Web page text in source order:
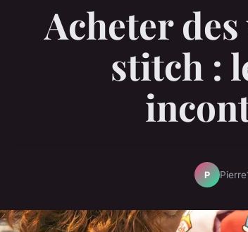
Acheter
stitch :
P Pierre